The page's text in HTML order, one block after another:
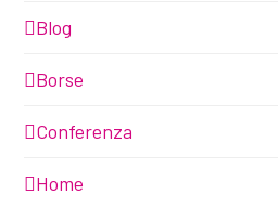
Blog
Borse
Conferenza
Home